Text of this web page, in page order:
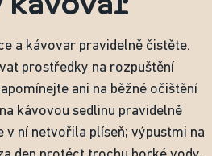
a kávovar pravidelně čistěte.
prostředky na rozpuštění
ani na běžné očištění
kávovou sedlinu pravidelně
v ní netvořila plíseň; výpustmi na